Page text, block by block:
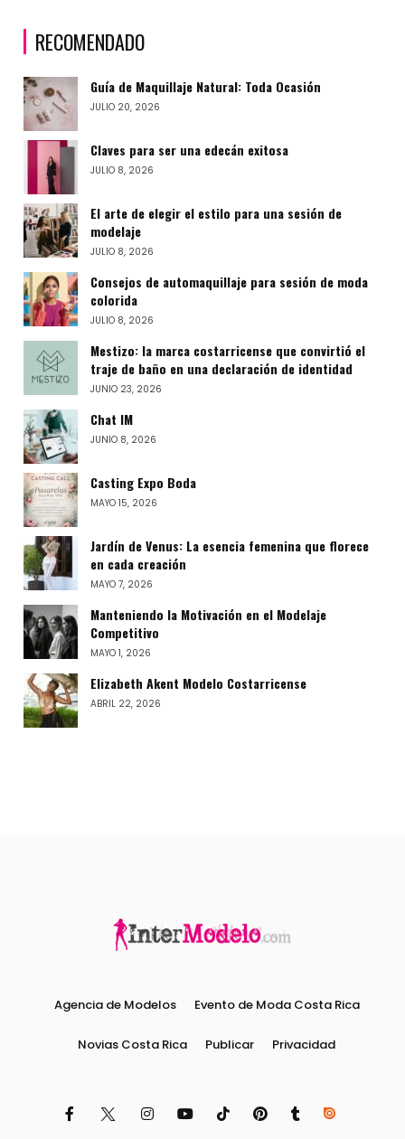
RECOMENDADO
Guía de Maquillaje Natural: Toda Ocasión
JULIO 20, 2026
Claves para ser una edecán exitosa
JULIO 8, 2026
El arte de elegir el estilo para una sesión de
modelaje
JULIO 8, 2026
Consejos de automaquillaje para sesión de moda
colorida
JULIO 8, 2026
Mestizo: la marca costarricense que convirtió el
traje de baño en una declaración de identidad
JUNIO 23, 2026
Chat IM
JUNIO 8, 2026
Casting Expo Boda
MAYO 15, 2026
Jardín de Venus: La esencia femenina que florece
en cada creación
MAYO 7, 2026
Manteniendo la Motivación en el Modelaje
Competitivo
MAYO 1, 2026
Elizabeth Akent Modelo Costarricense
ABRIL 22, 2026
Agencia de Modelos Evento de Moda Costa Rica
Novias Costa Rica Publicar Privacidad